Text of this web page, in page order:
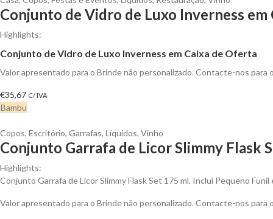
Conjunto de Vidro de Luxo Inverness
Highlights:
Conjunto de Vidro de Luxo Inverness em Caixa de Oferta
Valor apresentado para o Brinde não personalizado. Contacte-nos
€35,67 C/ IVA
Bambu
Copos, Escritório, Garrafas, Líquidos, Vinho
Conjunto Garrafa de Licor Slimmy Flask
Highlights:
Conjunto Garrafa de Licor Slimmy Flask Set 175 ml. Inclui Pequeno
Valor apresentado para o Brinde não personalizado. Contacte-nos